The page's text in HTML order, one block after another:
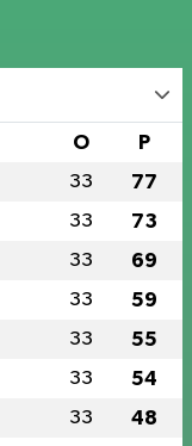
O P
33 77
33 73
33 69
33 59
33 55
33 54
33 48